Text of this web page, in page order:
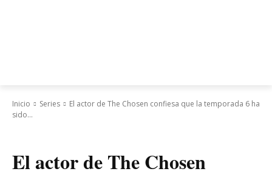
Inicio Series
El actor de The Chosen confiesa que la temporada 6 ha
sido...
El actor de The Chosen